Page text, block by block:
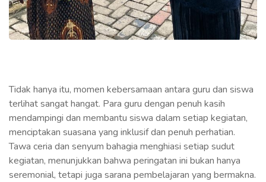
Tidak hanya itu, momen kebersamaan antara guru dan siswa
terlihat sangat hangat. Para guru dengan penuh kasih
mendampingi dan membantu siswa dalam setiap kegiatan,
menciptakan suasana yang inklusif dan penuh perhatian.
Tawa ceria dan senyum bahagia menghiasi setiap sudut
kegiatan, menunjukkan bahwa peringatan ini bukan hanya
seremonial, tetapi juga sarana pembelajaran yang bermakna.